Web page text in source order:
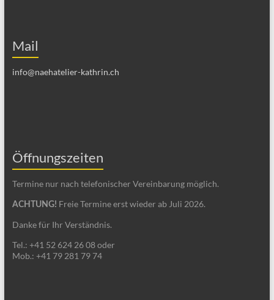
Mail
info@naehatelier-kathrin.ch
Öffnungszeiten
Termine nur nach telefonischer Vereinbarung möglich.
ACHTUNG! Freie Termine erst wieder ab Juli 2026.
Danke für Ihr Verständnis.
Tel.: +41 52 624 26 08 oder
Mob.: +41 79 281 79 74